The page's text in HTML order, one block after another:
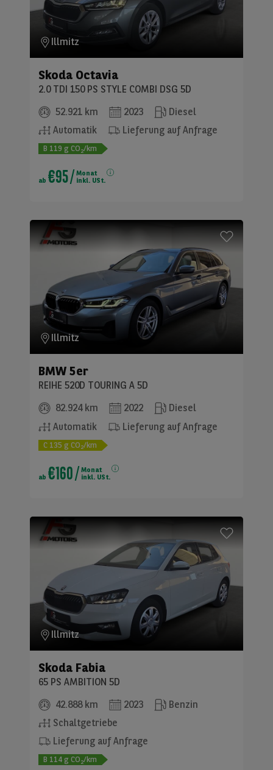
Illmitz
Skoda Octavia
2.0 TDI 150 PS STYLE COMBI DSG 5D
52.921 km
2023
Diesel
Automatik
Lieferung auf Anfrage
B 119 g CO2/km
ab €95/ Monat
inkl. USt.
Illmitz
BMW 5er
REIHE 520D TOURING A 5D
82.924 km
2022
Diesel
Automatik
Lieferung auf Anfrage
C 135 g CO2/km
ab €160/ Monat
inkl. USt.
Illmitz
Skoda Fabia
65 PS AMBITION 5D
42.888 km
2023
Benzin
Schaltgetriebe
Lieferung auf Anfrage
B 114 g CO2/km